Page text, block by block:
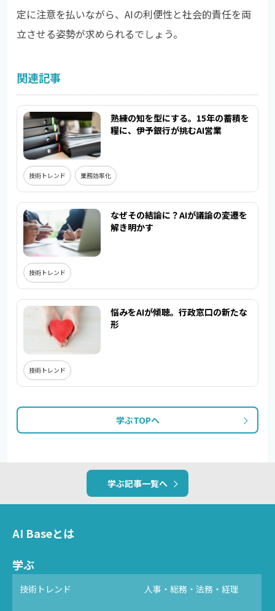
定に注意を払いながら、AIの利便性と社会的責任を両
立させる姿勢が求められるでしょう。
関連記事
熟練の知を型にする。15年の蓄積を
糧に、伊予銀行が挑むAI営業
技術トレンド 業務効率化
なぜその結論に？AIが議論の変遷を
解き明かす
技術トレンド
悩みをAIが傾聴。行政窓口の新たな
形
技術トレンド
学ぶTOPへ
学ぶ記事一覧へ
AI Baseとは
学ぶ
技術トレンド 人事・総務・法務・経理